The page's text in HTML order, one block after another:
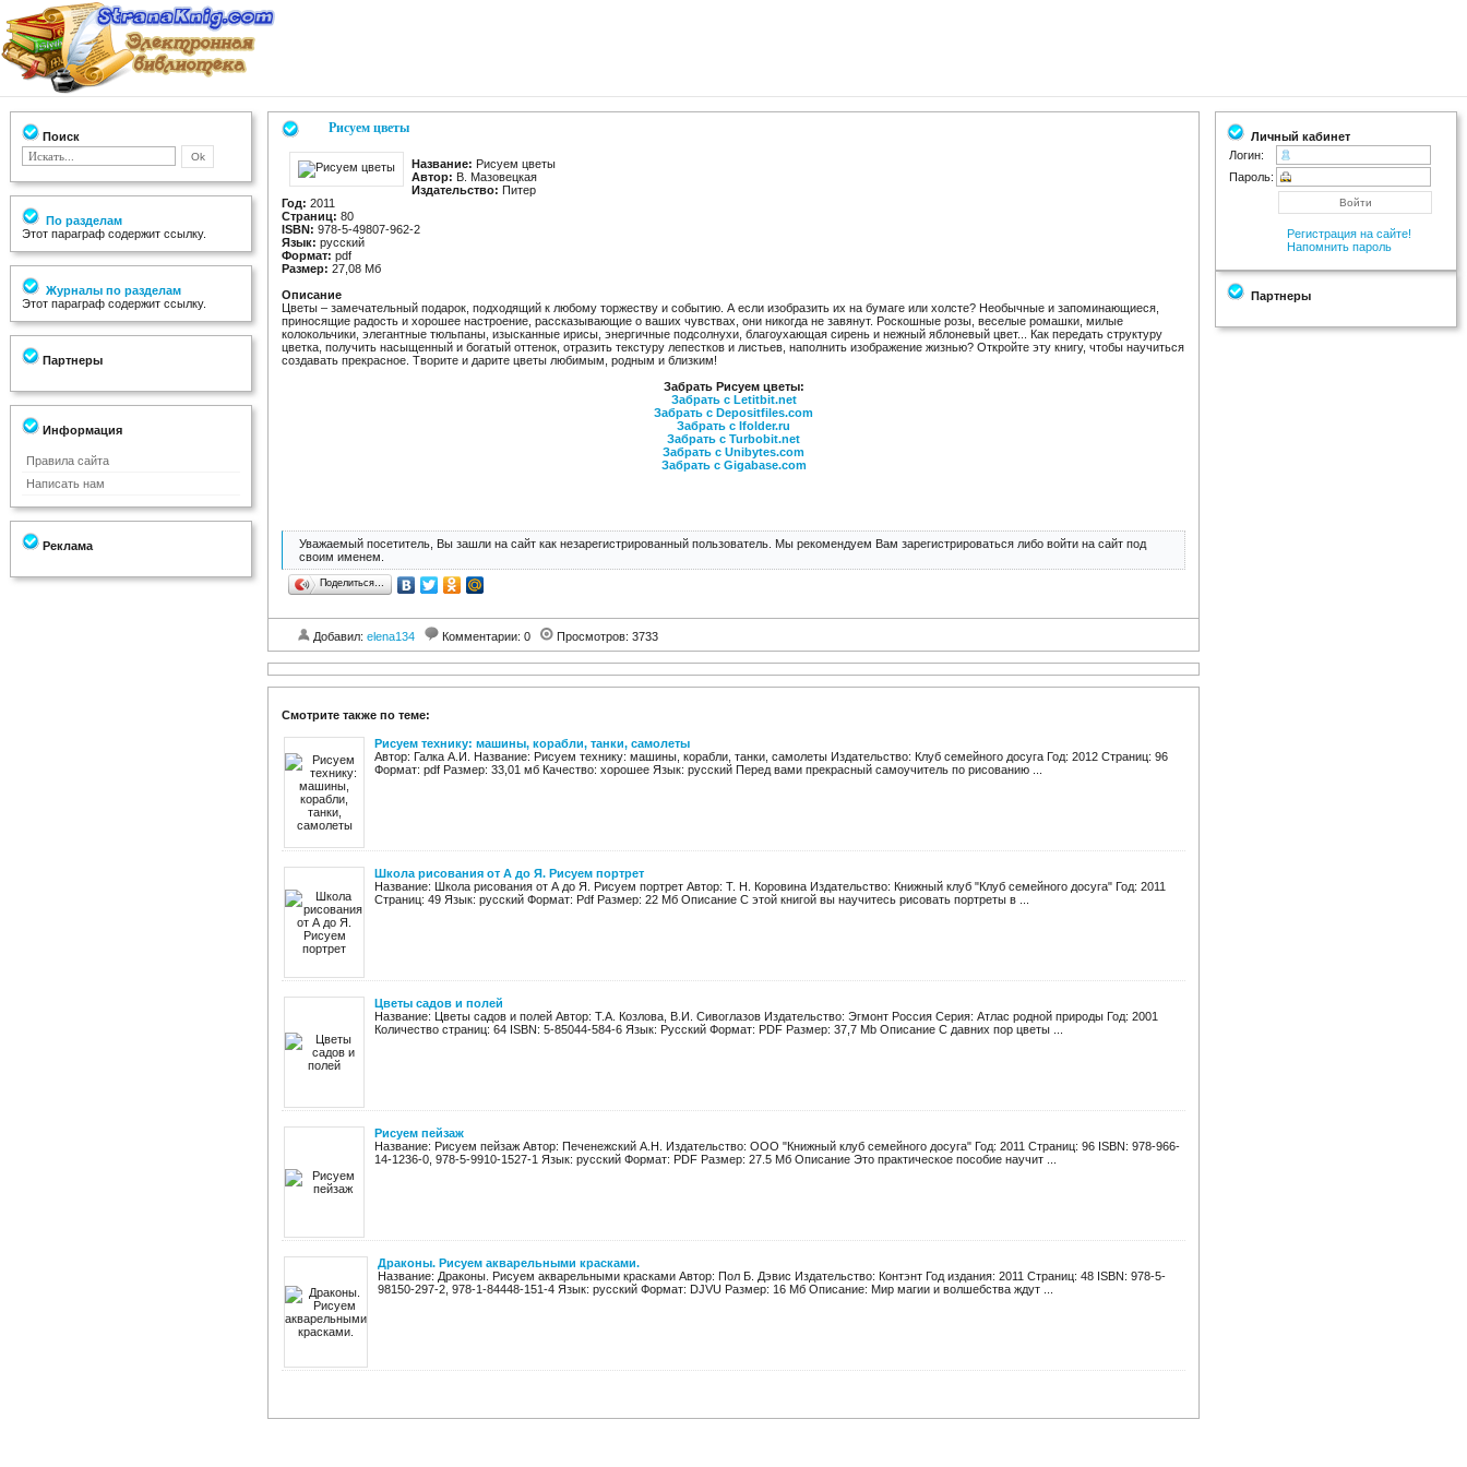
Поиск
По разделам
Этот параграф содержит ссылку.
Журналы по разделам
Этот параграф содержит ссылку.
Партнеры
Информация
Правила сайта
Написать нам
Реклама
Рисуем цветы
Название: Рисуем цветы
Автор: В. Мазовецкая
Издательство: Питер
Год: 2011
Страниц: 80
ISBN: 978-5-49807-962-2
Язык: русский
Формат: pdf
Размер: 27,08 Мб
Описание
Цветы – замечательный подарок, подходящий к любому торжеству и событию. А если изобразить их на бумаге или холсте? Необычные и запоминающиеся,
приносящие радость и хорошее настроение, рассказывающие о ваших чувствах, они никогда не завянут. Роскошные розы, веселые ромашки, милые
колокольчики, элегантные тюльпаны, изысканные ирисы, энергичные подсолнухи, благоухающая сирень и нежный яблоневый цвет... Как передать структуру
цветка, получить насыщенный и богатый оттенок, отразить текстуру лепестков и листьев, наполнить изображение жизнью? Откройте эту книгу, чтобы научиться
создавать прекрасное. Творите и дарите цветы любимым, родным и близким!
Забрать Рисуем цветы:
Забрать с Letitbit.net
Забрать с Depositfiles.com
Забрать с Ifolder.ru
Забрать с Turbobit.net
Забрать с Unibytes.com
Забрать с Gigabase.com
Уважаемый посетитель, Вы зашли на сайт как незарегистрированный пользователь. Мы рекомендуем Вам зарегистрироваться либо войти на сайт под
своим именем.
Поделиться…
Добавил: elena134 Комментарии: 0 Просмотров: 3733
Смотрите также по теме:
Рисуем технику: машины, корабли, танки, самолеты
Автор: Галка А.И. Название: Рисуем технику: машины, корабли, танки, самолеты Издательство: Клуб семейного досуга Год: 2012 Страниц: 96
Формат: pdf Размер: 33,01 мб Качество: хорошее Язык: русский Перед вами прекрасный самоучитель по рисованию ...
Школа рисования от А до Я. Рисуем портрет
Название: Школа рисования от А до Я. Рисуем портрет Автор: Т. Н. Коровина Издательство: Книжный клуб "Клуб семейного досуга" Год: 2011
Страниц: 49 Язык: русский Формат: Pdf Размер: 22 Мб Описание С этой книгой вы научитесь рисовать портреты в ...
Цветы садов и полей
Название: Цветы садов и полей Автор: Т.А. Козлова, В.И. Сивоглазов Издательство: Эгмонт Россия Серия: Атлас родной природы Год: 2001
Количество страниц: 64 ISBN: 5-85044-584-6 Язык: Русский Формат: PDF Размер: 37,7 Mb Описание С давних пор цветы ...
Рисуем пейзаж
Название: Рисуем пейзаж Автор: Печенежский А.Н. Издательство: ООО "Книжный клуб семейного досуга" Год: 2011 Страниц: 96 ISBN: 978-966-
14-1236-0, 978-5-9910-1527-1 Язык: русский Формат: PDF Размер: 27.5 Мб Описание Это практическое пособие научит ...
Драконы. Рисуем акварельными красками.
Название: Драконы. Рисуем акварельными красками Автор: Пол Б. Дэвис Издательство: Контэнт Год издания: 2011 Страниц: 48 ISBN: 978-5-
98150-297-2, 978-1-84448-151-4 Язык: русский Формат: DJVU Размер: 16 Мб Описание: Мир магии и волшебства ждут ...
Личный кабинет
Логин:
Пароль:
Регистрация на сайте!
Напомнить пароль
Партнеры